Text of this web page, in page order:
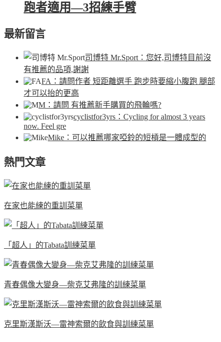
跑者適用—3招練手臂
最新留言
司博特 Mr.Sport ：您好,司博特目前沒
有推薦的品項,謝謝
FA ：請問作者 短距離選手 跑步時要縮小腹跑 腿部
才可以抬的更高
M ：請問 有推薦新手購買的飛輪嗎?
cyclistfor3yrs ：Cycling for almost 3 years
now. Feel gre
Mike ：可以推薦哪家啞鈴的短槓是一體成型的
熱門文章
在家也能練的重訓菜單
「超人」的Tabata訓練菜單
青春偶像大變身—柴克艾弗隆的訓練菜單
克里斯漢斯沃—雷神索爾的飲食與訓練菜單